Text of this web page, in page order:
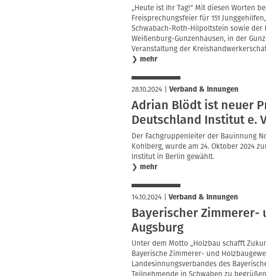
„Heute ist Ihr Tag!“ Mit diesen Worten
Freisprechungsfeier für 151
Schwabach-Roth-Hilpoltstein sowie
Weißenburg-Gunzenhausen, in der
Veranstaltung der
❯ mehr
28.10.2024| Verband & Innungen
Adrian Blödt ist neuer
Deutschland Institut e.
Der Fachgruppenleiter der Bauinnung
Kohlberg, wurde am 24. Oktober 2024
Institut in Berlin gewählt.
❯ mehr
14.10.2024| Verband & Innungen
Bayerischer Zimmerer-
Augsburg
Unter dem Motto „Holzbau schafft
Bayerische Zimmerer- und
Landesinnungsverbandes des
Teilnehmende in Schwaben zu